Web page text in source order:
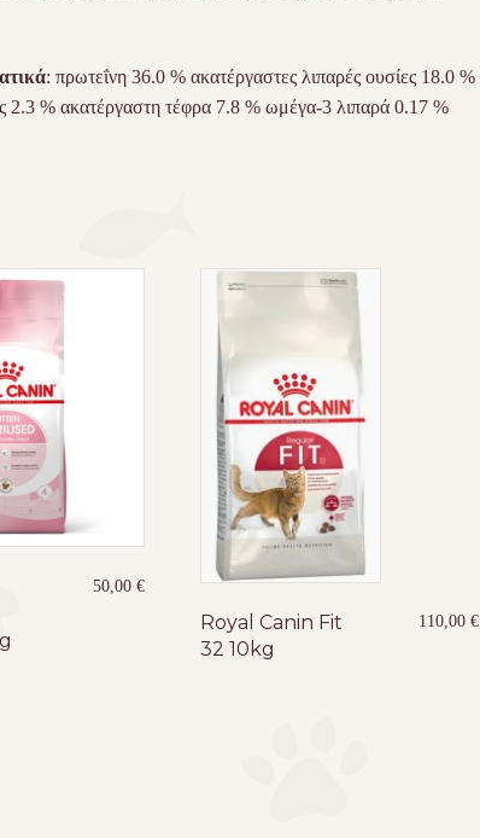
: πρωτεΐνη 36.0 % ακατέργαστες λιπαρές ουσίες 18.0 %
2.3 % ακατέργαστη τέφρα 7.8 % ωμέγα-3 λιπαρά 0.17 %
50,00 €
Royal Canin Fit
32 10kg
110,00€